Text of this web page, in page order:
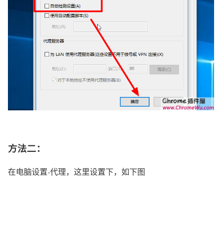
方法二：
在电脑设置-代理，这里设置下，如下图